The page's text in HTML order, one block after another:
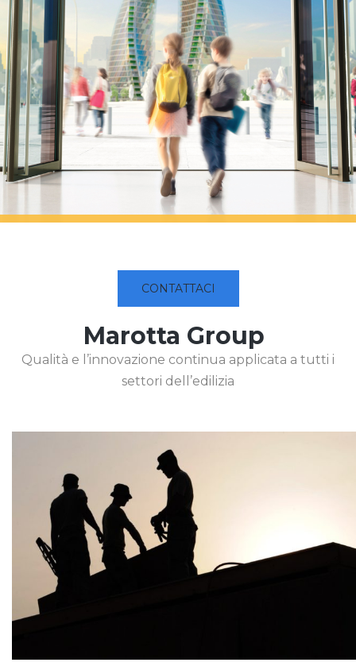
e acciaio
CONTATTACI
Marotta Group
Qualità e l’innovazione continua applicata a tutti i
settori dell’edilizia